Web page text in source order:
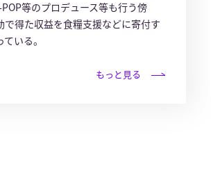
等のプロデュース等も行う傍
で得た収益を食糧支援などに寄付す
いる。
もっと見る